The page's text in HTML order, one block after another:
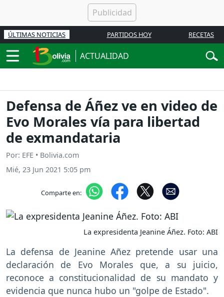
ÚLTIMAS NOTICIAS PARTIDOS HOY RECETAS
ACTUALIDAD
Defensa de Áñez ve en video de
Evo Morales vía para libertad
de exmandataria
Por: EFE • Bolivia.com
Mié, 23 Jun 2021 5:05 pm
Comparte en:
La expresidenta Jeanine Áñez. Foto: ABI
La defensa de Jeanine Añez pretende usar una
declaración de Evo Morales que, a su juicio,
reconoce a constitucionalidad de su mandato y
evidencia que nunca hubo un "golpe de Estado".